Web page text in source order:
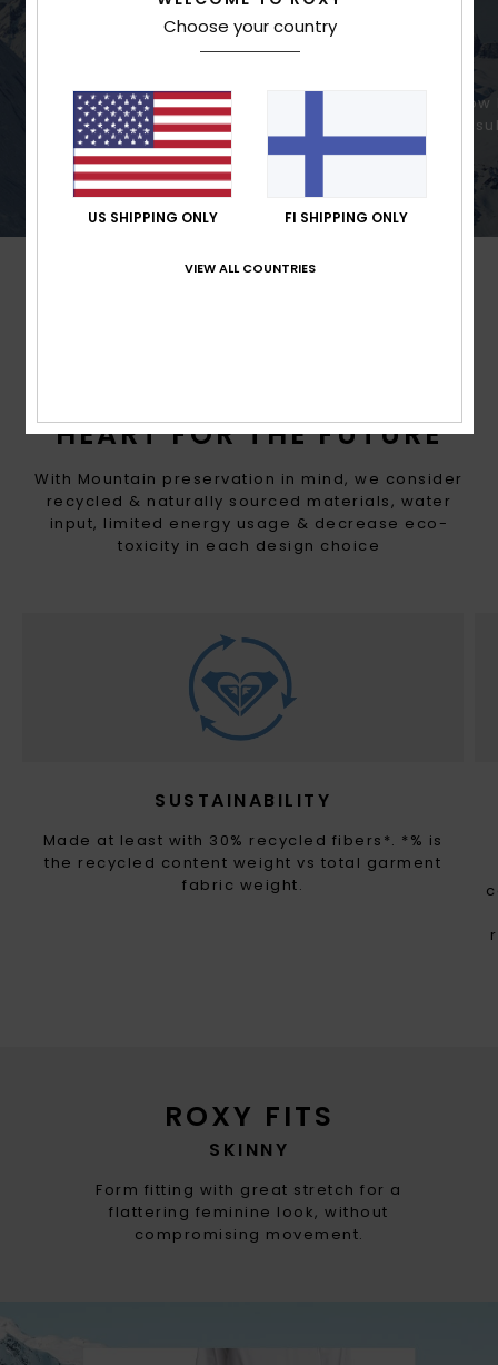
ROXY FITS
SKINNY
Form fitting with great stretch for a
flattering feminine look, without
compromising movement.
HEART FOR THE FUTURE
With Mountain preservation in mind, we consider
recycled & naturally sourced materials, water
input, limited energy usage & decrease eco-
toxicity in each design choice
SUSTAINABILITY
Made at least with 30% recycled fibers*. *% is
the recycled content weight vs total garment
fabric weight.
Best waterproofing for high
precipitation
Choose your country
US SHIPPING ONLY FI SHIPPING ONLY
VIEW ALL COUNTRIES